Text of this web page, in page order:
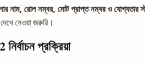
রোল নম্বর, মোট প্রাপ্ত নম্বর ও যোগ্যতার
নেওয়া জরুরি।
প্রক্রিয়া